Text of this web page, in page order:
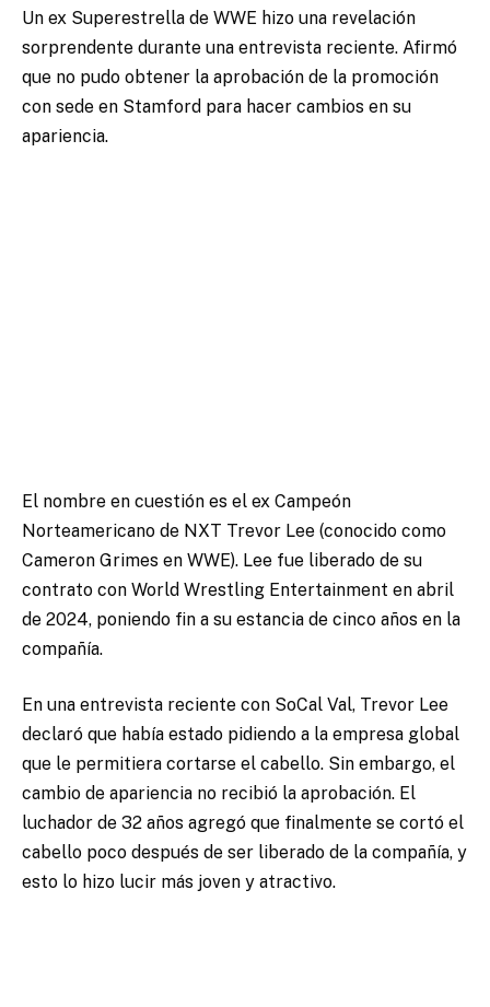
Un ex Superestrella de WWE hizo una revelación
sorprendente durante una entrevista reciente. Afirmó
que no pudo obtener la aprobación de la promoción
con sede en Stamford para hacer cambios en su
apariencia.
El nombre en cuestión es el ex Campeón
Norteamericano de NXT Trevor Lee (conocido como
Cameron Grimes en WWE). Lee fue liberado de su
contrato con World Wrestling Entertainment en abril
de 2024, poniendo fin a su estancia de cinco años en la
compañía.
En una entrevista reciente con SoCal Val, Trevor Lee
declaró que había estado pidiendo a la empresa global
que le permitiera cortarse el cabello. Sin embargo, el
cambio de apariencia no recibió la aprobación. El
luchador de 32 años agregó que finalmente se cortó el
cabello poco después de ser liberado de la compañía, y
esto lo hizo lucir más joven y atractivo.